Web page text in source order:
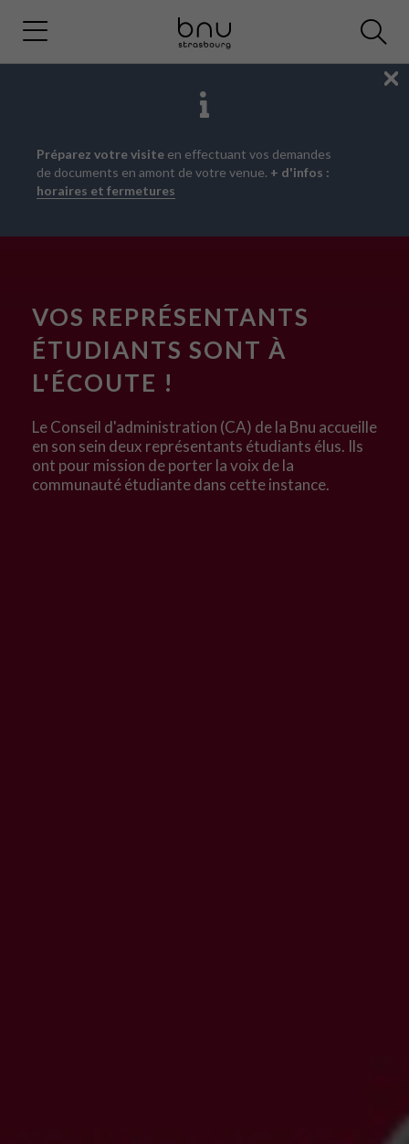
Aller
au
menu
Aller
au
contenu
Aller
à
la
Préparez votre visite en effectuant vos demandes
de documents en amont de votre venue. + d'infos :
horaires et fermetures
VOS REPRÉSENTANTS
ÉTUDIANTS SONT À
L'ÉCOUTE !
Le Conseil d'administration (CA) de la Bnu accueille
en son sein deux représentants étudiants élus. Ils
ont pour mission de porter la voix de la
communauté étudiante dans cette instance.